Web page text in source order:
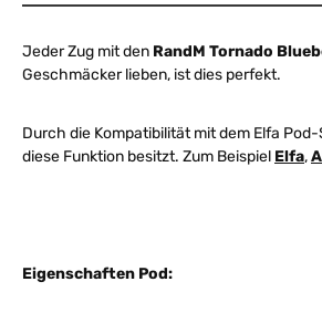
Jeder Zug mit den RandM Tornado
Geschmäcker lieben, ist dies perfekt.
Durch die Kompatibilität mit dem Elfa
diese Funktion besitzt. Zum Beispiel Elfa,
Eigenschaften Pod: